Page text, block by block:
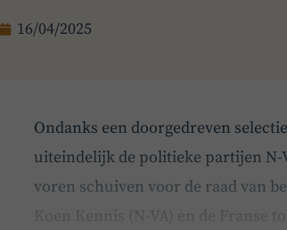
16/04/2025
Ondanks een doorgedreven
uiteindelijk de politieke partijen
voren schuiven voor de raad van
Koen Kennis (N-VA) en de Franse